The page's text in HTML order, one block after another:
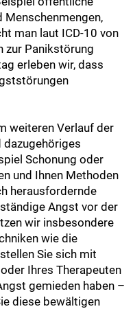
man laut ICD-10 von
zur Panikstörung
erleben wir, dass
weiteren Verlauf der
dazugehöriges
Schonung oder
und Ihnen Methoden
herausfordernde
Angst vor der
wir insbesondere
wie die
Sie sich mit
Ihres Therapeuten
gemieden haben –
diese bewältigen